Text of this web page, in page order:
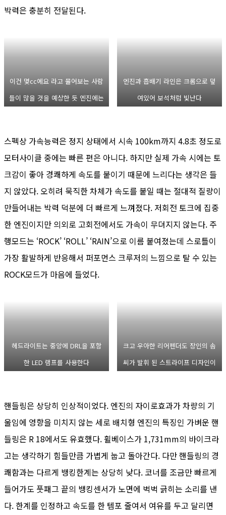
박력은 충분히 전달된다.
이건 몇cc에요 라고 물어보는 사람
들이 많을 것을 예상한 듯 엔진에는
엔진과 흡배기 라인은 크롬으로 덮
여있어 보석처럼 빛난다
스펙상 가속능력은 정지 상태에서 시속 100km까지 4.8초 정도로
모터사이클 중에는 빠른 편은 아니다. 하지만 실제 가속 시에는 토
크감이 좋아 경쾌하게 속도를 붙이기 때문에 느리다는 생각은 들
지 않았다. 오히려 묵직한 차체가 속도를 붙일 때는 절대적 질량이
만들어내는 박력 덕분에 더 빠르게 느껴졌다. 저회전 토크에 집중
한 엔진이지만 의외로 고회전에서도 가속이 무뎌지지 않는다. 주
행모드는 ‘ROCK’ ‘ROLL’ ‘RAIN’으로 이름 붙여졌는데 스로틀이
가장 활발하게 반응해서 퍼포먼스 크루저의 느낌으로 탈 수 있는
ROCK모드가 마음에 들었다.
헤드라이트는 중앙에 DRL을 포함
한 LED 램프를 사용한다
크고 우아한 리어펜더도 장인의 솜
씨가 발휘 된 스트라이프 디자인이
핸들링은 상당히 인상적이었다. 엔진의 자이로효과가 차량의 기
울임에 영향을 미치지 않는 세로 배치형 엔진의 특징인 가벼운 핸
들링은 R 18에서도 유효했다. 휠베이스가 1,731mm의 바이크라
고는 생각하기 힘들만큼 가볍게 눕고 돌아간다. 다만 핸들링의 경
쾌함과는 다르게 뱅킹한계는 상당히 낮다. 코너를 조금만 빠르게
들어가도 풋패그 끝의 뱅킹센서가 노면에 벅벅 긁히는 소리를 낸
다. 한계를 인정하고 속도를 한 템포 줄여서 여유를 두고 달리면